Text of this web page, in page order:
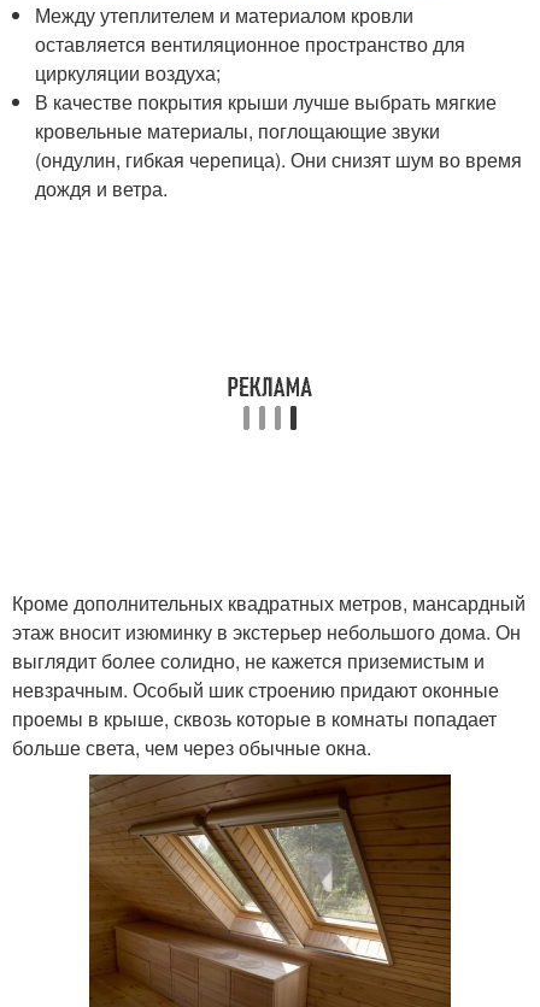
Между утеплителем и материалом кровли
оставляется вентиляционное пространство для
циркуляции воздуха;
В качестве покрытия крыши лучше выбрать мягкие
кровельные материалы, поглощающие звуки
(ондулин, гибкая черепица). Они снизят шум во время
дождя и ветра.
Кроме дополнительных квадратных метров, мансардный
этаж вносит изюминку в экстерьер небольшого дома. Он
выглядит более солидно, не кажется приземистым и
невзрачным. Особый шик строению придают оконные
проемы в крыше, сквозь которые в комнаты попадает
больше света, чем через обычные окна.